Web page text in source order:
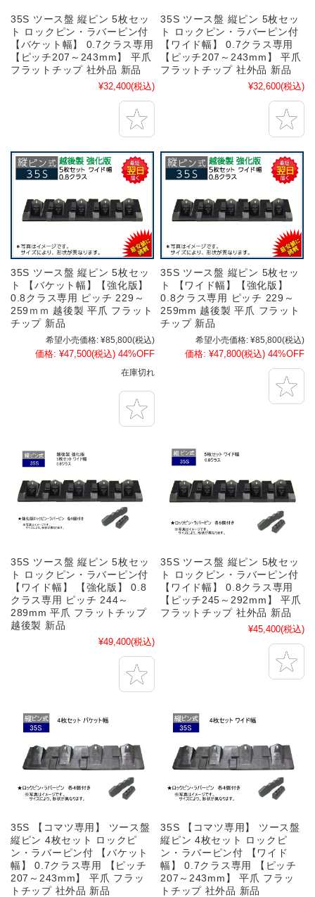
35S ツース盤 縦ピン 5枚セッ
ト ロックピン・ラバーピン付
【バケット幅】 0.7クラス専用
【ピッチ207～243mm】 平爪
フラットチップ 社外品 新品
¥32,400(税込)
35S ツース盤 縦ピン 5枚セッ
ト ロックピン・ラバーピン付
【ワイド幅】 0.7クラス専用
【ピッチ207～243mm】 平爪
フラットチップ 社外品 新品
¥32,600(税込)
35S ツース盤 縦ピン 5枚セッ
ト 【バケット幅】【強化版】
0.8クラス専用 ピッチ 229～
259ｍｍ 越後製 平爪 フラット
チップ 新品
希望小売価格: ¥85,800(税込)
価格: ¥47,500(税込) 44%OFF
在庫切れ
35S ツース盤 縦ピン 5枚セッ
ト 【ワイド幅】【強化版】
0.8クラス専用 ピッチ 229～
259mm 越後製 平爪 フラット
チップ 新品
希望小売価格: ¥85,800(税込)
価格: ¥47,800(税込) 44%OFF
35S ツース盤 縦ピン 5枚セッ
ト ロックピン・ラバーピン付
【ワイド幅】 【強化版】 0.8
クラス専用 ピッチ 244～
289mm 平爪 フラットチップ
越後製 新品
¥49,400(税込)
35S ツース盤 縦ピン 5枚セッ
ト ロックピン・ラバーピン付
【ワイド幅】 0.8クラス専用
【ピッチ245～292mm】 平爪
フラットチップ 社外品 新品
¥45,400(税込)
35S 【コマツ専用】 ツース盤
縦ピン 4枚セット ロックピ
ン・ラバーピン付 【バケット
幅】 0.7クラス専用 【ピッチ
207～243mm】 平爪 フラッ
トチップ 社外品 新品
35S 【コマツ専用】 ツース盤
縦ピン 4枚セット ロックピ
ン・ラバーピン付 【ワイド
幅】 0.7クラス専用 【ピッチ
207～243mm】 平爪 フラッ
トチップ 社外品 新品